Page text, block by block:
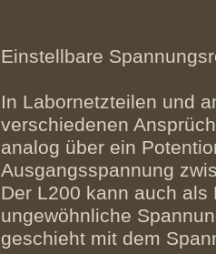
Einstellbare
In Labornetzteilen und
verschiedenen
analog über ein
Ausgangsspannung
Der L200 kann auch
ungewöhnliche
geschieht mit dem